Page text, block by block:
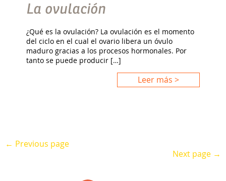
La ovulación
¿Qué es la ovulación? La ovulación es el momento
del ciclo en el cual el ovario libera un óvulo
maduro gracias a los procesos hormonales. Por
tanto se puede producir […]
Leer más >
← Previous page
Next page →